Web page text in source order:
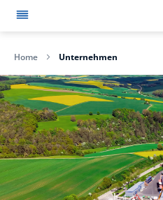
Home Unternehmen